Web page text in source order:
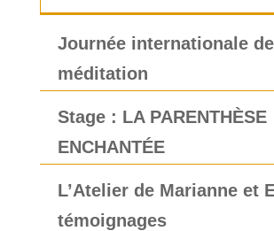
Journée internationale de
méditation
Stage : LA PARENTHÈSE
ENCHANTÉE
L’Atelier de Marianne et
témoignages